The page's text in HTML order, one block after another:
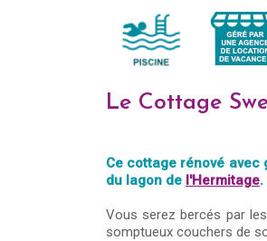
Le Cottage
Ce cottage rénové
du lagon de l'Hermitage.
Vous serez bercés par
somptueux couchers de